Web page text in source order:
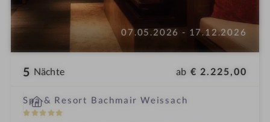
07.05.2026 - 17.12.2026
5 Nächte ab € 2.225,00
Spa & Resort Bachmair Weissach
5
i
n